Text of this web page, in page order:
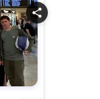
share